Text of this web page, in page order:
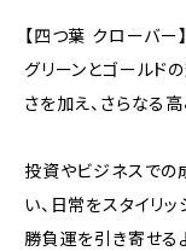
【四つ葉 クローバー
グリーンとゴールド
さを加え、さらなる
投資やビジネスでの
い、日常をスタイリ
勝負運を引き寄せる